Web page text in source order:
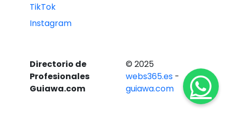
TikTok
Instagram
Directorio de
Profesionales
Guiawa.com
© 2025
webs365.es -
guiawa.com